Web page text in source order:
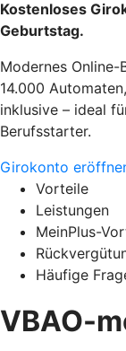
Kostenloses
Geburtstag.
Modernes
14.000
inklusive – ideal
Berufsstarter.
Girokonto
Vorteile
Leistungen
MeinPlus-
Häufige
VBAO-